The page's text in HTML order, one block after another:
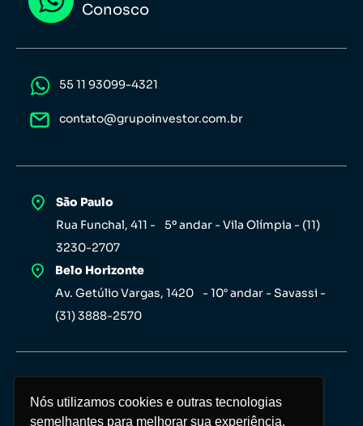
Nós utilizamos cookies e outras tecnologias
semelhantes para melhorar sua experiência,
Nós utilizamos cookies e outras tecnologias
semelhantes para melhorar sua experiência,
Conosco
55 11 93099-4321
contato@grupoinvestor.com.br
São Paulo
Rua Funchal, 411 - 5º andar - Vila Olímpia - (11)
3230-2707
Belo Horizonte
Av. Getúlio Vargas, 1420 - 10° andar - Savassi -
(31) 3888-2570